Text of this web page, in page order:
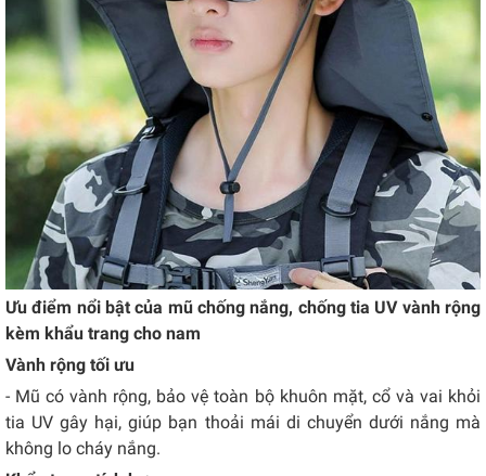
Ưu điểm nổi bật của mũ chống nắng, chống tia UV vành rộng
kèm khẩu trang cho nam
Vành rộng tối ưu
- Mũ có vành rộng, bảo vệ toàn bộ khuôn mặt, cổ và vai khỏi
tia UV gây hại, giúp bạn thoải mái di chuyển dưới nắng mà
không lo cháy nắng.